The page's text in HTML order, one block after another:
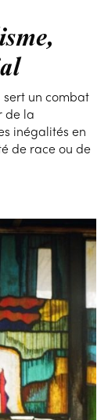
sert un combat
de la
inégalités en
de race ou de